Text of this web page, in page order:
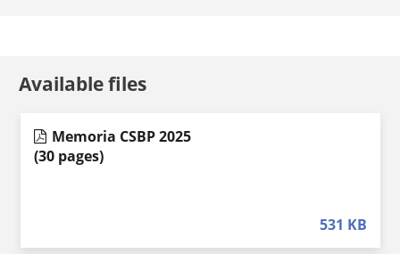
para la Zona
Available files
Memoria CSBP 2025
531 KB
(30 pages)